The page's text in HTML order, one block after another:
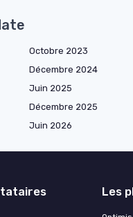
Octobre 2023
Décembre 2024
Juin 2025
Décembre 2025
Juin 2026
Les